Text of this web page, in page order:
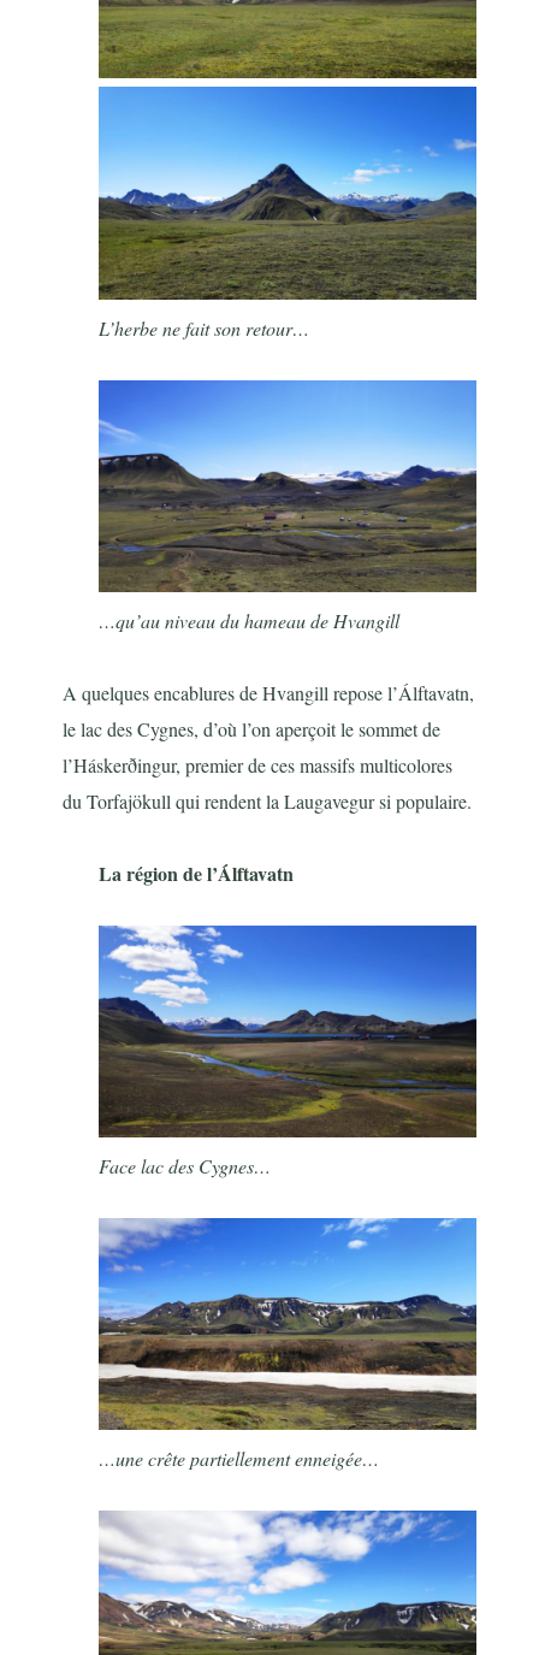
L’herbe ne fait son retour…
…qu’au niveau du hameau de Hvangill
A quelques encablures de Hvangill repose l’Álftavatn,
le lac des Cygnes, d’où l’on aperçoit le sommet de
l’Háskerðingur, premier de ces massifs multicolores
du Torfajökull qui rendent la Laugavegur si populaire.
La région de l’Álftavatn
Face lac des Cygnes…
…une crête partiellement enneigée…